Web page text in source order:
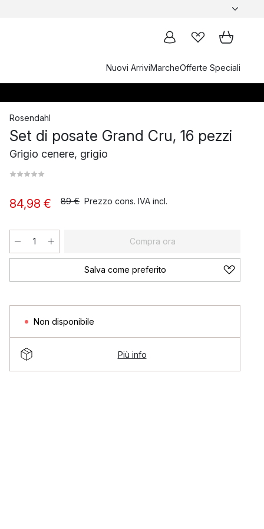
Nuovi ArriviMarcheOfferte Speciali
Rosendahl
Set di posate Grand Cru, 16 pezzi
Grigio cenere, grigio
84,98 € 89 € Prezzo cons. IVA incl.
Compra ora
Salva come preferito
Non disponibile
Più info